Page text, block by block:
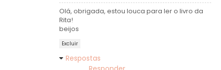
Olá, obrigada, estou louca para ler o livro da
Rita!
beijos
Excluir
Respostas